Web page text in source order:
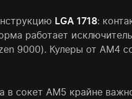
LGA 1718:
работает
9000). Кулеры от
в сокет AM5 крайне